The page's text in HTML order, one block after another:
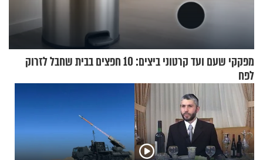
מפקקי שעם ועד קרטוני ביצים: 10 חפצים בבית שחבל לזרוק
לפח